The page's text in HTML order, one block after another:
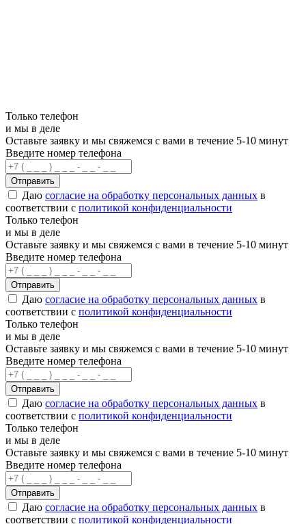
Только телефон
и мы в деле
Оставьте заявку и мы свяжемся с вами в течение 5-10 минут
Введите номер телефона
Отправить
Даю согласие на обработку персональных данных в
соответствии с политикой конфиденциальности
Только телефон
и мы в деле
Оставьте заявку и мы свяжемся с вами в течение 5-10 минут
Введите номер телефона
Отправить
Даю согласие на обработку персональных данных в
соответствии с политикой конфиденциальности
Только телефон
и мы в деле
Оставьте заявку и мы свяжемся с вами в течение 5-10 минут
Введите номер телефона
Отправить
Даю согласие на обработку персональных данных в
соответствии с политикой конфиденциальности
Только телефон
и мы в деле
Оставьте заявку и мы свяжемся с вами в течение 5-10 минут
Введите номер телефона
Отправить
Даю согласие на обработку персональных данных в
соответствии с политикой конфиденциальности